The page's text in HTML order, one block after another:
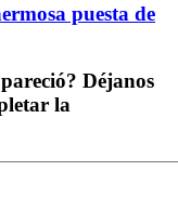
puesta de
Déjanos
la